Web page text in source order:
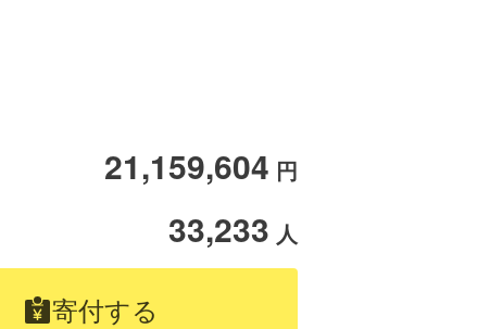
21,159,604 円
33,233 人
寄付する